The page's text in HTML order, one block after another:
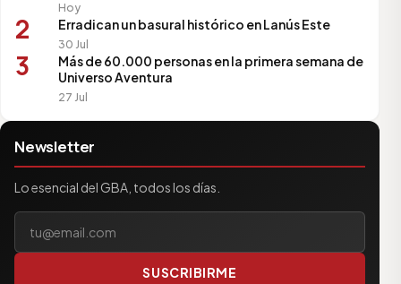
Hoy
2 Erradican un basural histórico en Lanús Este
30 Jul
3
Más de 60.000 personas en la primera semana de
Universo Aventura
27 Jul
Newsletter
Lo esencial del GBA, todos los días.
SUSCRIBIRME